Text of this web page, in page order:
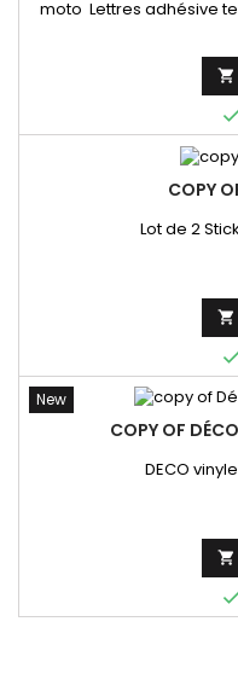
moto Lettres adhésive
commande,
numéros, couleur et
maquette de

COPY
Lot de 2

New
COPY OF
DECO
